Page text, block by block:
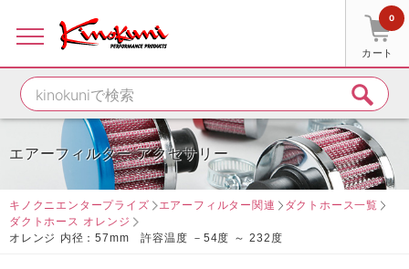
カート
0
エアーフィルター アクセサリー
キノクニエンタープライズ エアーフィルター関連
ダクトホース一覧
ダクトホース オレンジ
オレンジ 内径：57mm 許容温度 －54度 ～ 232度